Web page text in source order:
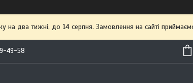
на два тижні, до 14 серпня. Замовлення на сайті
49-58
7